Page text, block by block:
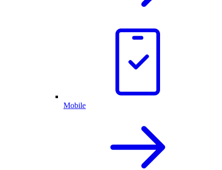
Mobile